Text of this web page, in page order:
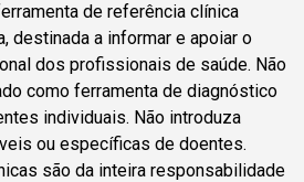
de referência clínica
destinada a informar e apoiar o
dos profissionais de saúde. Não
como ferramenta de diagnóstico
individuais. Não introduza
ou específicas de doentes.
são da inteira responsabilidade